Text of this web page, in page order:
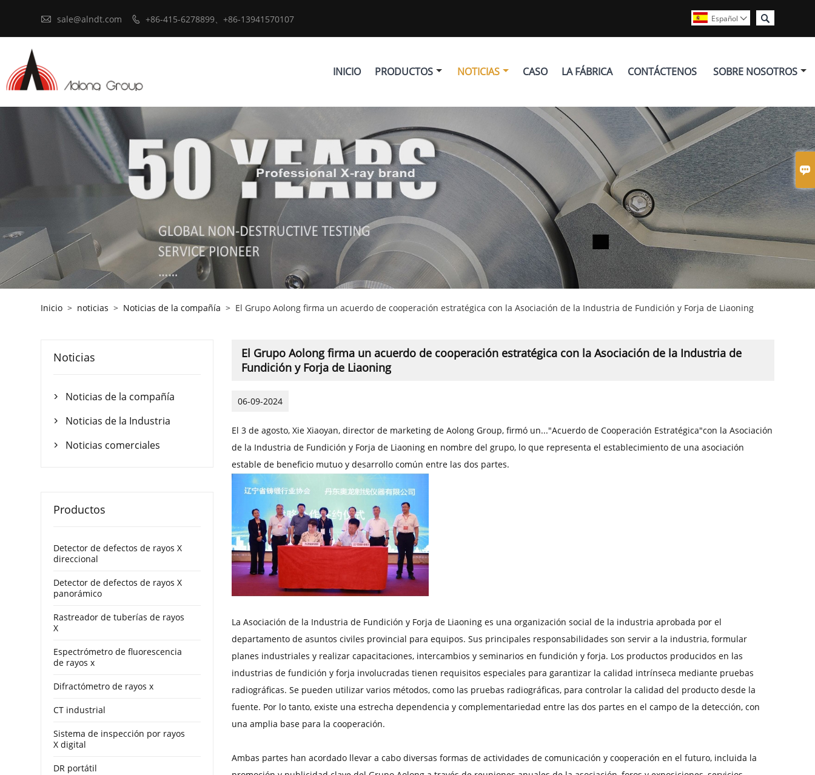

 sale@alndt.com  +86-415-6278899、+86-13941570107 
Español 
INICIO PRODUCTOS NOTICIAS CASO LA FÁBRICA CONTÁCTENOS SOBRE NOSOTROS
Inicio > noticias > Noticias de la compañía > El Grupo Aolong firma un acuerdo de cooperación estratégica con la Asociación de la Industria de Fundición y Forja de Liaoning
El Grupo Aolong firma un acuerdo de cooperación estratégica con la Asociación de la Industria de
Fundición y Forja de Liaoning
06-09-2024
El 3 de agosto, Xie Xiaoyan, director de marketing de Aolong Group, firmó un..."Acuerdo de Cooperación Estratégica"con la Asociación
de la Industria de Fundición y Forja de Liaoning en nombre del grupo, lo que representa el establecimiento de una asociación
estable de beneficio mutuo y desarrollo común entre las dos partes.
La Asociación de la Industria de Fundición y Forja de Liaoning es una organización social de la industria aprobada por el
departamento de asuntos civiles provincial para equipos. Sus principales responsabilidades son servir a la industria, formular
planes industriales y realizar capacitaciones, intercambios y seminarios en fundición y forja. Los productos producidos en las
industrias de fundición y forja involucradas tienen requisitos especiales para garantizar la calidad intrínseca mediante pruebas
radiográficas. Se pueden utilizar varios métodos, como las pruebas radiográficas, para controlar la calidad del producto desde la
fuente. Por lo tanto, existe una estrecha dependencia y complementariedad entre las dos partes en el campo de la detección, con
una amplia base para la cooperación.
Ambas partes han acordado llevar a cabo diversas formas de actividades de comunicación y cooperación en el futuro, incluida la
Noticias
 Noticias de la compañía
 Noticias de la Industria
 Noticias comerciales
Productos
Detector de defectos de rayos X
direccional
Detector de defectos de rayos X
panorámico
Rastreador de tuberías de rayos
X
Espectrómetro de fluorescencia
de rayos x
Difractómetro de rayos x
CT industrial
Sistema de inspección por rayos
X digital
DR portátil